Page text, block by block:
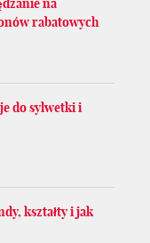
na
rabatowych
do sylwetki i
kształty i jak